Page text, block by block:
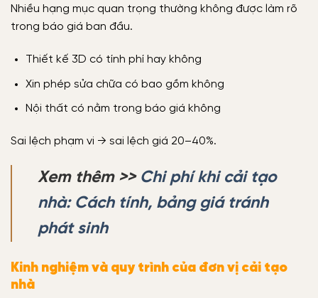
Nhiều hạng mục quan trọng thường không được làm rõ
trong báo giá ban đầu.
Thiết kế 3D có tính phí hay không
Xin phép sửa chữa có bao gồm không
Nội thất có nằm trong báo giá không
Sai lệch phạm vi → sai lệch giá 20–40%.
Xem thêm >> Chi phí khi cải tạo
nhà: Cách tính, bảng giá tránh
phát sinh
Kinh nghiệm và quy trình của đơn vị cải tạo
nhà